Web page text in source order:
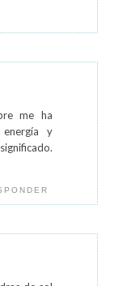
me ha
y